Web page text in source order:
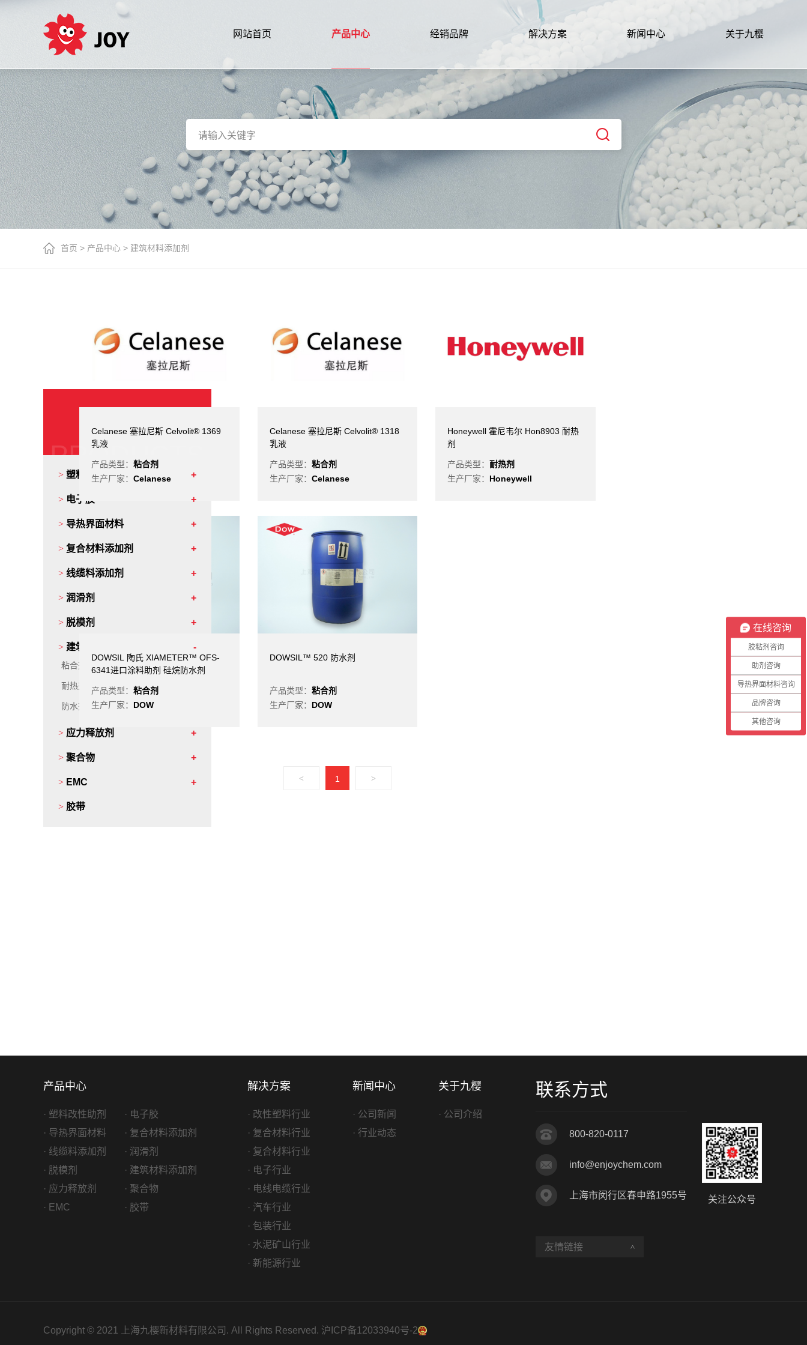
网站首页 产品中心 经销品牌 解决方案 新闻中心 关于九樱
首页 > 产品中心 > 建筑材料添加剂
产品中心
PRODUCTS
> 塑料改性助剂
> 电子胶
> 导热界面材料
> 复合材料添加剂
> 线缆料添加剂
> 润滑剂
> 脱模剂
> 建筑材料添加剂
粘合剂
耐热剂
防水剂
> 应力释放剂
> 聚合物
> EMC
> 胶带
Celanese 塞拉尼斯 Celvolit® 1369
乳液
产品类型： 粘合剂
生产厂家： Celanese
Celanese 塞拉尼斯 Celvolit® 1318
乳液
产品类型： 粘合剂
生产厂家： Celanese
Honeywell 霍尼韦尔 Hon8903 耐热
剂
产品类型：耐热剂
生产厂家： Honeywell
DOWSIL 陶氏 XIAMETER™ OFS-
6341进口涂料助剂 硅烷防水剂
产品类型： 粘合剂
生产厂家： DOW
DOWSIL™ 520 防水剂
产品类型： 粘合剂
生产厂家： DOW
< 1 >
产品中心
· 塑料改性助剂
· 电子胶
· 导热界面材料
· 复合材料添加剂
· 线缆料添加剂
· 润滑剂
· 脱模剂
· 建筑材料添加剂
· 应力释放剂
· 聚合物
· EMC
· 胶带
解决方案
· 改性塑料行业
· 复合材料行业
· 复合材料行业
· 电子行业
· 电线电缆行业
· 汽车行业
· 包装行业
· 水泥矿山行业
· 新能源行业
新闻中心
· 公司新闻
· 行业动态
关于九樱
· 公司介绍
联系方式
800-820-0117
info@enjoychem.com
上海市闵行区春申路1955号 关注公众号
友情链接
Copyright © 2021 上海九樱新材料有限公司. All Rights Reserved. 沪ICP备12033940号-2
在线咨询
胶粘剂咨询
助剂咨询
导热界面材料咨询
品牌咨询
其他咨询